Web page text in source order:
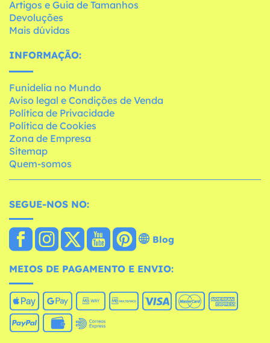
Artigos e Guia de Tamanhos
Devoluções
Mais dúvidas
INFORMAÇÃO:
Funidelia no Mundo
Aviso legal e Condições de Venda
Política de Privacidade
Política de Cookies
Zona de Empresa
Sitemap
Quem-somos
SEGUE-NOS NO:
Blog
MEIOS DE PAGAMENTO E ENVIO: